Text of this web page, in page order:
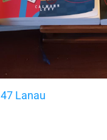
47 Lanau